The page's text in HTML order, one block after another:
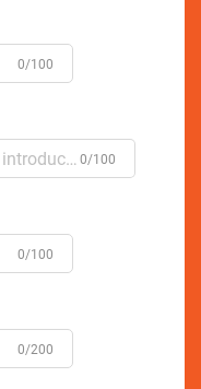
0/100
0/100
0/100
0/200